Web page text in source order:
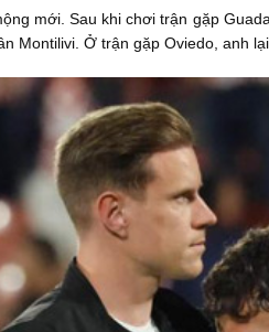
mới. Sau khi chơi trận gặp
Montilivi. Ở trận gặp Oviedo, anh